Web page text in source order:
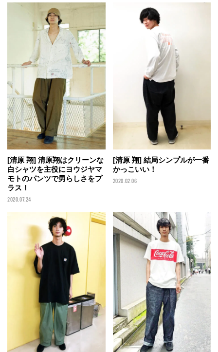
[清原 翔] 清原翔はクリーンな
白シャツを主役にヨウジヤマ
モトのパンツで男らしさをプ
ラス！
2020.07.24
[清原 翔] 結局シンプルが一番
かっこいい！
2020.02.06